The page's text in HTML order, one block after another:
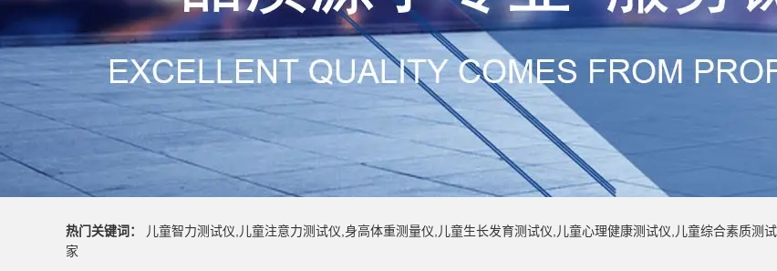
热门关键词：
儿童智力测试仪,儿童注意力测试仪,身高体重测量仪,儿童生长发育测试仪,儿童心理健康测试仪,儿童综合素质测
家